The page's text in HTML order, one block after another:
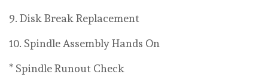
9. Disk Break Replacement
10. Spindle Assembly Hands On
* Spindle Runout Check